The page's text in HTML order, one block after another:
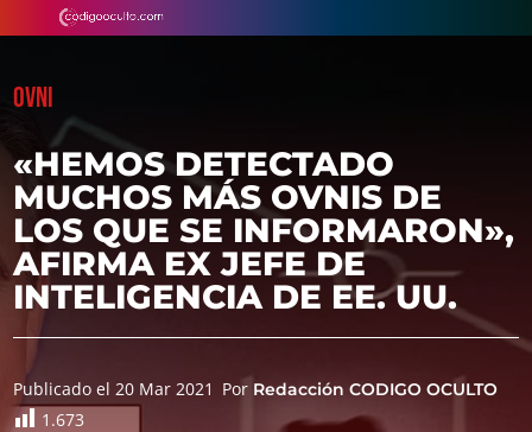
OVNI
«HEMOS DETECTADO
MUCHOS MÁS OVNIS DE
LOS QUE SE INFORMARON»,
AFIRMA EX JEFE DE
INTELIGENCIA DE EE. UU.
Publicado el 20 Mar 2021 Por Redacción CODIGO OCULTO
1.673